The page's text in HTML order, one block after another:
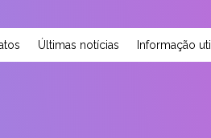
Últimas notícias Informação util